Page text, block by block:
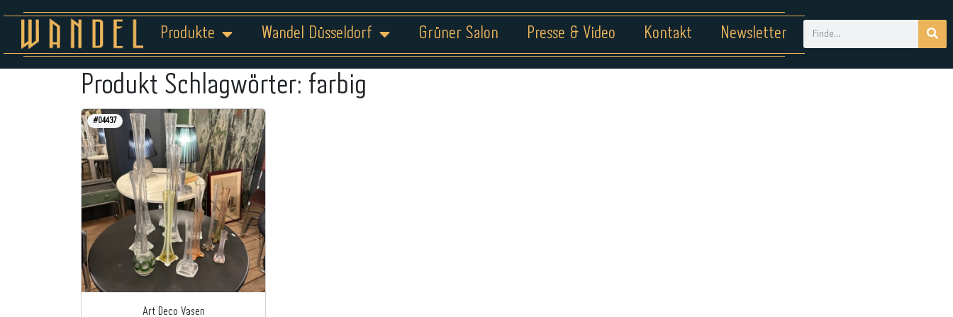
Produkte Wandel Düsseldorf Grüner Salon Presse & Video Kontakt Newsletter
Produkt Schlagwörter: farbig
#04437
Art Deco Vasen